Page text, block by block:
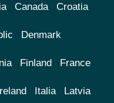
Canada Croatia
Denmark
Finland France
Italia Latvia